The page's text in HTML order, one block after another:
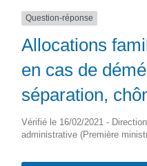
Question-réponse
Allocations
en cas de
séparation,
Vérifié le 16/02/2021 -
administrative (Première